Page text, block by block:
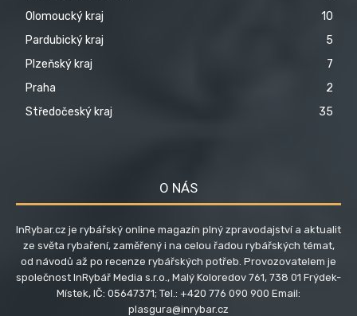
Olomoucký kraj
10
Pardubický kraj
5
Plzeňský kraj
7
Praha
2
Středočeský kraj
35
O NÁS
InRybar.cz je rybářský online magazín plný zpravodajství a aktualit
ze světa rybaření, zaměřený i na celou řadou rybářských témat,
od návodů až po recenze rybářských potřeb. Provozovatelem je
společnost InRybář Media s.r.o., Malý Koloredov 761, 738 01 Frýdek-
Místek, IČ: 05647371; Tel.: +420 776 090 900 Email:
plasgura@inrybar.cz